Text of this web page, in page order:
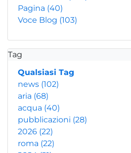
Pagina (40)
Voce Blog (103)
Tag
Qualsiasi Tag
news (102)
aria (68)
acqua (40)
pubblicazioni (28)
2026 (22)
roma (22)